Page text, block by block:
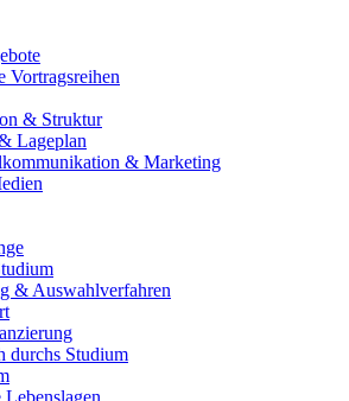
Vortragsreihen
& Struktur
Lageplan
& Marketing
& Auswahlverfahren
durchs Studium
Lebenslagen